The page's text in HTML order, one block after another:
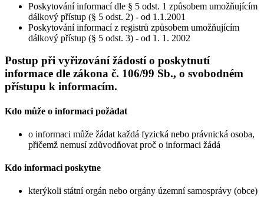
Poskytování informací dle § 5 odst. 1 způsobem umožňujícím
dálkový přístup (§ 5 odst. 2) - od 1.1.2001
Poskytování informací z registrů způsobem umožňujícím
dálkový přístup (§ 5 odst. 3) - od 1. 1. 2002
Postup při vyřizování žádostí o poskytnutí
informace dle zákona č. 106/99 Sb., o svobodném
přístupu k informacím.
Kdo může o informaci požádat
o informaci může žádat každá fyzická nebo právnická osoba,
přičemž nemusí zdůvodňovat proč o informaci žádá
Kdo informaci poskytne
kterýkoli státní orgán nebo orgány územní samosprávy (obce)